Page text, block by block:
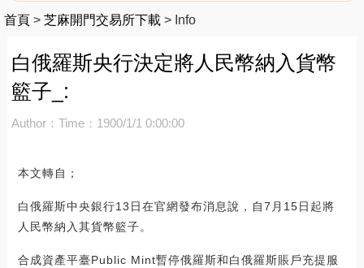
首頁 > 芝麻開門交易所下載 > Info
白俄羅斯央行決定將人民幣納入貨幣
籃子_:
Author： Time：1900/1/1 0:00:00
本文轉自；
白俄羅斯中央銀行13日在官網發布消息說，自7月15日起將
人民幣納入其貨幣籃子。
合成資產平臺Public Mint暫停俄羅斯和白俄羅斯賬戶充提服